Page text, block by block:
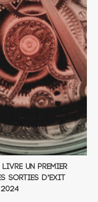
livre un premier
sorties d’EXIT